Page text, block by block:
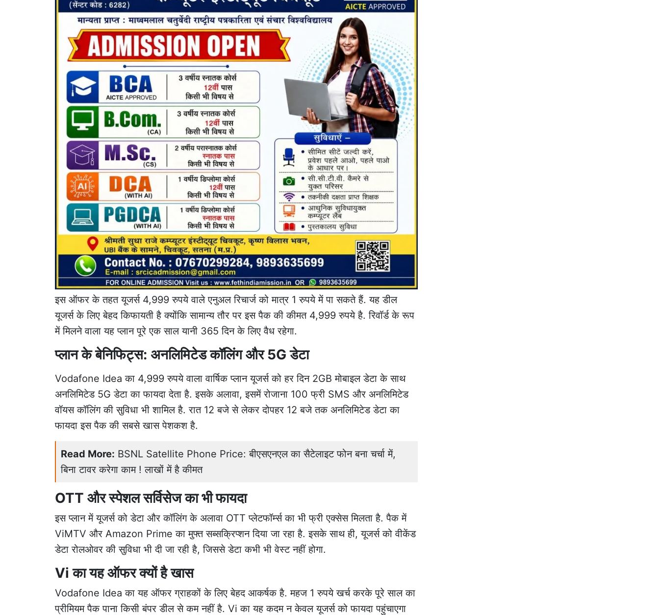
इस ऑफर के तहत यूजर्स 4,999 रुपये वाले एनुअल रिचार्ज को मात्र 1 रुपये में पा सकते हैं. यह डील
यूजर्स के लिए बेहद किफायती है क्योंकि सामान्य तौर पर इस पैक की कीमत 4,999 रुपये है. रिवॉर्ड के रूप
में मिलने वाला यह प्लान पूरे एक साल यानी 365 दिन के लिए वैध रहेगा.
प्लान के बेनिफिट्स: अनलिमिटेड कॉलिंग और 5G डेटा
Vodafone Idea का 4,999 रुपये वाला वार्षिक प्लान यूजर्स को हर दिन 2GB मोबाइल डेटा के साथ
अनलिमिटेड 5G डेटा का फायदा देता है. इसके अलावा, इसमें रोजाना 100 फ्री SMS और अनलिमिटेड
वॉयस कॉलिंग की सुविधा भी शामिल है. रात 12 बजे से लेकर दोपहर 12 बजे तक अनलिमिटेड डेटा का
फायदा इस पैक की सबसे खास पेशकश है.
Read More: BSNL Satellite Phone Price: बीएसएनएल का सैटेलाइट फोन बना चर्चा में,
बिना टावर करेगा काम ! लाखों में है कीमत
OTT और स्पेशल सर्विसेज का भी फायदा
इस प्लान में यूजर्स को डेटा और कॉलिंग के अलावा OTT प्लेटफॉर्म्स का भी फ्री एक्सेस मिलता है. पैक में
ViMTV और Amazon Prime का मुफ्त सब्सक्रिप्शन दिया जा रहा है. इसके साथ ही, यूजर्स को वीकेंड
डेटा रोलओवर की सुविधा भी दी जा रही है, जिससे डेटा कभी भी वेस्ट नहीं होगा.
Vi का यह ऑफर क्यों है खास
Vodafone Idea का यह ऑफर ग्राहकों के लिए बेहद आकर्षक है. महज 1 रुपये खर्च करके पूरे साल का
प्रीमियम पैक पाना किसी बंपर डील से कम नहीं है. Vi का यह कदम न केवल यूजर्स को फायदा पहुंचाएगा